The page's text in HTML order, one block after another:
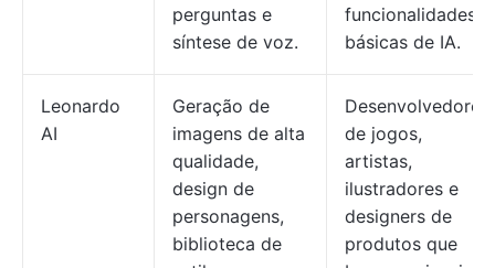
perguntas e
síntese de voz.
funcionalidades
básicas de IA.
Leonardo
AI
Geração de
imagens de alta
qualidade,
design de
personagens,
biblioteca de
Desenvolvedores
de jogos,
artistas,
ilustradores e
designers de
produtos que